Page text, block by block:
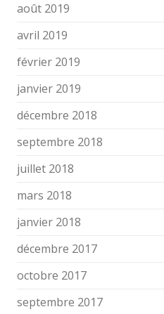
août 2019
avril 2019
février 2019
janvier 2019
décembre 2018
septembre 2018
juillet 2018
mars 2018
janvier 2018
décembre 2017
octobre 2017
septembre 2017